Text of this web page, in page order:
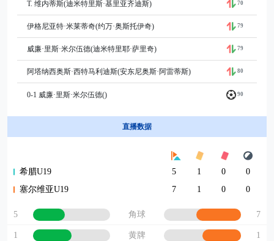
T. 维内蒂斯(迪米特里斯·基里亚齐迪斯) 70
伊格尼亚特·米莱蒂奇(约万·奥斯托伊奇) 79
威廉·里斯·米尔伍德(迪米特里耶·萨里奇) 79
阿塔纳西奥斯·西特马利迪斯(安东尼奥斯·阿雷蒂斯) 80
0-1 威廉·里斯·米尔伍德() 90
直播数据
希腊U19 5 1 0
0
塞尔维亚U19
7 1 0 0
5 角球 7
1 黄牌 1